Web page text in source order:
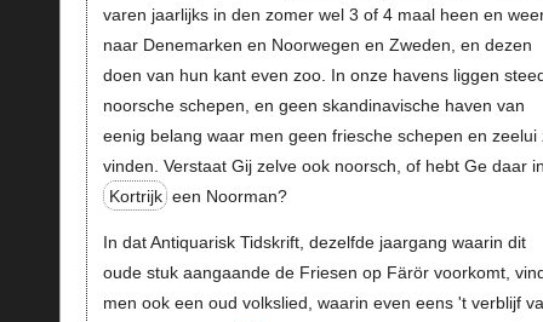
varen jaarlijks in den zomer wel 3 of 4 maal heen en
naar Denemarken en Noorwegen en Zweden, en dezen
doen van hun kant even zoo. In onze havens liggen
noorsche schepen, en geen skandinavische haven van
eenig belang waar men geen friesche schepen en zeelui
vinden. Verstaat Gij zelve ook noorsch, of hebt Ge daar
Kortrijk een Noorman?
In dat Antiquarisk Tidskrift, dezelfde jaargang waarin dit
oude stuk aangaande de Friesen op Färör voorkomt,
men ook een oud volkslied, waarin even eens 't verblijf